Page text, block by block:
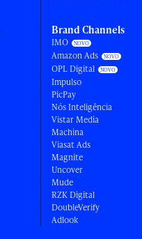
Brand Channels
IMO
Amazon Ads
OPL Digital
Impulso
PicPay
Nós Inteligência
Vistar Media
Machina
Viasat Ads
Magnite
Uncover
Mude
RZK Digital
DoubleVerify
Adlook